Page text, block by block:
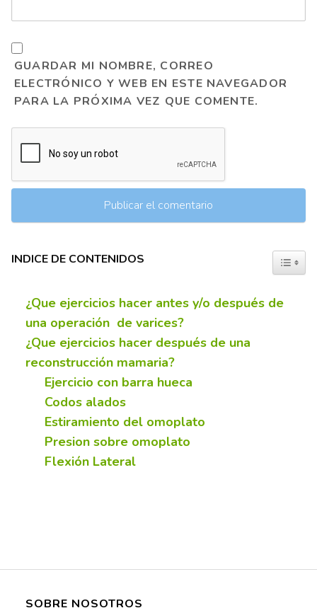
GUARDAR MI NOMBRE, CORREO
ELECTRÓNICO Y WEB EN ESTE NAVEGADOR
PARA LA PRÓXIMA VEZ QUE COMENTE.
INDICE DE CONTENIDOS
¿Que ejercicios hacer antes y/o después de
una operación de varices?
¿Que ejercicios hacer después de una
reconstrucción mamaria?
Ejercicio con barra hueca
Codos alados
Estiramiento del omoplato
Presion sobre omoplato
Flexión Lateral
SOBRE NOSOTROS